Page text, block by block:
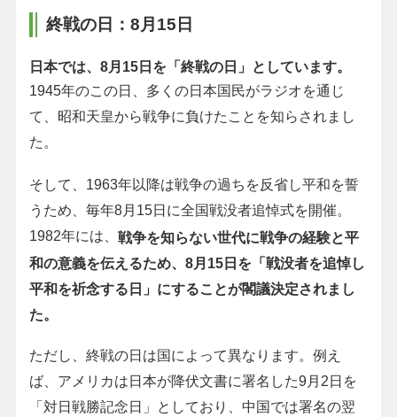
終戦の日：8月15日
日本では、8月15日を「終戦の日」としています。
1945年のこの日、多くの日本国民がラジオを通じ
て、昭和天皇から戦争に負けたことを知らされまし
た。
そして、1963年以降は戦争の過ちを反省し平和を誓
うため、毎年8月15日に全国戦没者追悼式を開催。
1982年には、 戦争を知らない世代に戦争の経験と平
和の意義を伝えるため、8月15日を「戦没者を追悼し
平和を祈念する日」にすることが閣議決定されまし
た。
ただし、終戦の日は国によって異なります。例え
ば、アメリカは日本が降伏文書に署名した9月2日を
「対日戦勝記念日」としており、中国では署名の翌